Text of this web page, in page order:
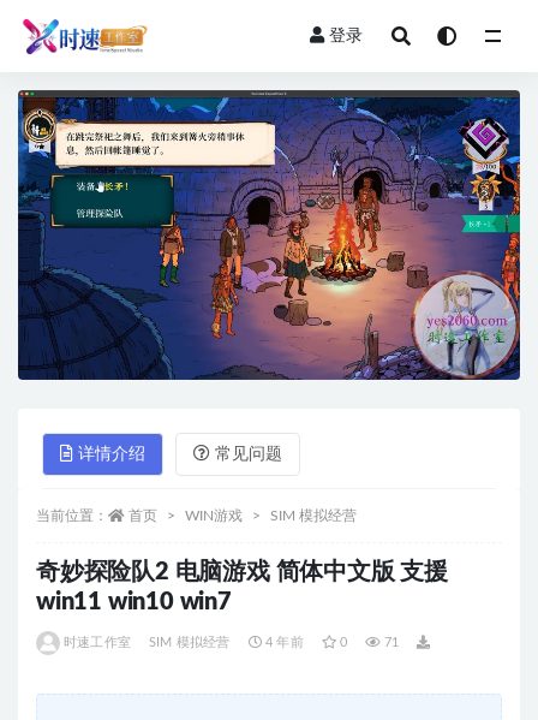
登录
详情介绍 常见问题
当前位置： 首页 WIN游戏 SIM 模拟经营
奇妙探险队2 电脑游戏 简体中文版 支援
win11 win10 win7
时速工作室 SIM 模拟经营 4 年前 0 71